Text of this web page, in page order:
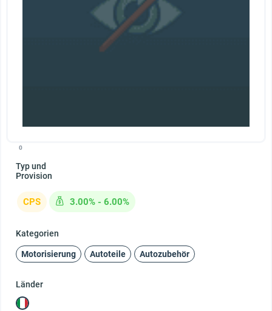
0
Typ und
Provision
CPS 3.00% - 6.00%
Kategorien
Motorisierung Autoteile Autozubehör
Länder